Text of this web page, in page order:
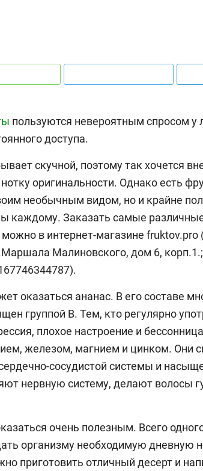
пользуются невероятным спросом у
доступа.
скучной, поэтому так хочется
оригинальности. Однако есть
необычным видом, но и крайне
каждому. Заказать самые
в интернет-магазине
Малиновского, дом 6,
оказаться ананас. В его составе
группой В. Тем, кто регулярно
плохое настроение и
железом, магнием и цинком. Они
сосудистой системы и
нервную систему, делают волосы
очень полезным. Всего
организму необходимую дневную
приготовить отличный десерт и